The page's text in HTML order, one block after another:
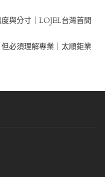
與分寸｜LOJEL台灣首間
必須理解專業｜太順鉅業